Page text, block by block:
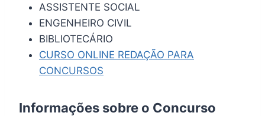
ASSISTENTE SOCIAL
ENGENHEIRO CIVIL
BIBLIOTECÁRIO
CURSO ONLINE REDAÇÃO PARA
CONCURSOS
Informações sobre o Concurso